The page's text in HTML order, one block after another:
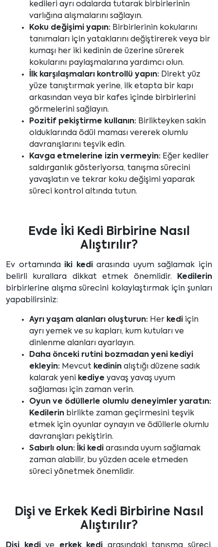
kedileri ayrı odalarda tutarak birbirlerinin
varlığına alışmalarını sağlayın.
Koku değişimi yapın: Birbirlerinin kokularını
tanımaları için yataklarını değiştirerek veya bir
kumaşı her iki kedinin de üzerine sürerek
kokularını paylaşmalarına yardımcı olun.
İlk karşılaşmaları kontrollü yapın: Direkt yüz
yüze tanıştırmak yerine, ilk etapta bir kapı
arkasından veya bir kafes içinde birbirlerini
görmelerini sağlayın.
Pozitif pekiştirme kullanın: Birlikteyken sakin
olduklarında ödül maması vererek olumlu
davranışlarını teşvik edin.
Kavga etmelerine izin vermeyin: Eğer kediler
saldırganlık gösteriyorsa, tanışma sürecini
yavaşlatın ve tekrar koku değişimi yaparak
süreci kontrol altında tutun.
Evde İki Kedi Birbirine Nasıl
Alıştırılır?
Ev ortamında iki kediarasında uyum sağlamak için
belirli kurallara dikkat etmek önemlidir. Kedilerin
birbirlerine alışma sürecini kolaylaştırmak için şunları
yapabilirsiniz:
Ayrı yaşam alanları oluşturun: Her kedi için
ayrı yemek ve su kapları, kum kutuları ve
dinlenme alanları ayarlayın.
Daha önceki rutini bozmadan yeni kediyi
ekleyin: Mevcut kedinin alıştığı düzene sadık
kalarak yeni kediye yavaş yavaş uyum
sağlaması için zaman verin.
Oyun ve ödüllerle olumlu deneyimler yaratın:
Kedilerin birlikte zaman geçirmesini teşvik
etmek için oyunlar oynayın ve ödüllerle olumlu
davranışları pekiştirin.
Sabırlı olun: İki kedi arasında uyum sağlamak
zaman alabilir, bu yüzden acele etmeden
süreci yönetmek önemlidir.
Dişi ve Erkek Kedi Birbirine Nasıl
Alıştırılır?